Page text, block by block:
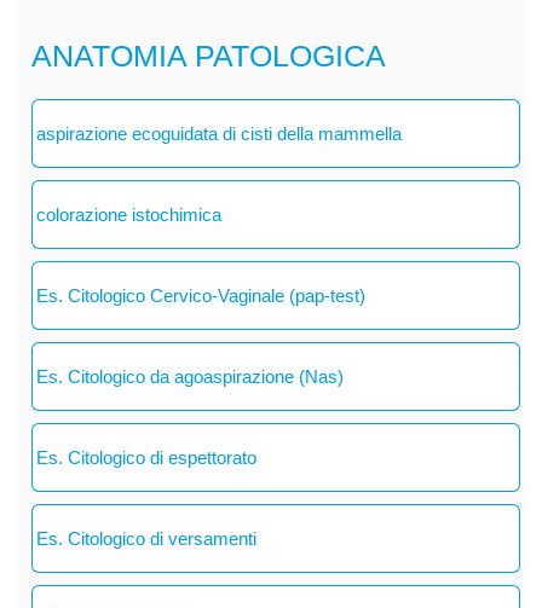
ANATOMIA PATOLOGICA
aspirazione ecoguidata di cisti della mammella
colorazione istochimica
Es. Citologico Cervico-Vaginale (pap-test)
Es. Citologico da agoaspirazione (Nas)
Es. Citologico di espettorato
Es. Citologico di versamenti